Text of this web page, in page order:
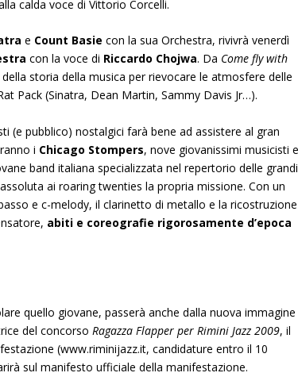
calda voce di Vittorio Corcelli.
e Count Basie con la sua Orchestra, rivivrà venerdì
con la voce di Riccardo Chojwa. Da Come fly with
della storia della musica per rievocare le atmosfere delle
Pack (Sinatra, Dean Martin, Sammy Davis Jr…).
(e pubblico) nostalgici farà bene ad assistere al gran
i Chicago Stompers, nove giovanissimi musicisti
band italiana specializzata nel repertorio delle grandi
ai roaring twenties la propria missione. Con un
e c-melody, il clarinetto di metallo e la ricostruzione
abiti e coreografie rigorosamente d’epoca
quello giovane, passerà anche dalla nuova immagine
del concorsoRagazza Flapper per Rimini Jazz 2009, il
(www.riminijazz.it, candidature entro il 10
sul manifesto ufficiale della manifestazione.